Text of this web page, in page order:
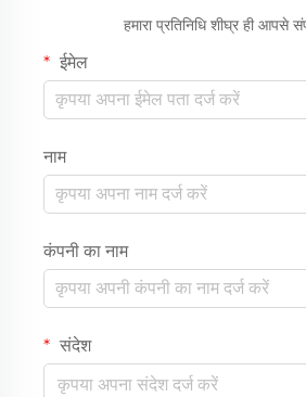
हमारा प्रतिनिधि शीघ्र ही आपसे
ईमेल
नाम
कंपनी का नाम
संदेश